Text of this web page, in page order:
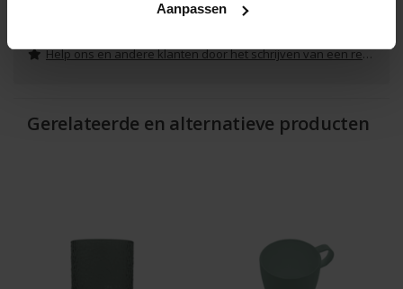
Aanpassen
Help ons en andere klanten door het schrijven van een review
Gerelateerde en alternatieve producten